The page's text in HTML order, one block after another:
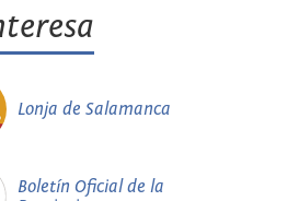
Lonja de Salamanca
Boletín Oficial de la